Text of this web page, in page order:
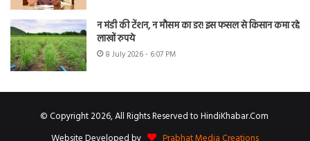
न मंडी की टेंशन, न मौसम का डर! इस फसल से किसान कमा रहे
लाखों रुपये
8 July 2026 - 6:07 PM
© Copyright 2026, All Rights Reserved to HindiKhabar.Com